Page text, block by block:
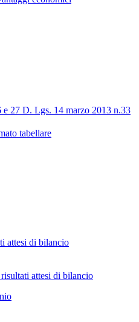
27 D. Lgs. 14 marzo 2013 n.33
tabellare
attesi di bilancio
attesi di bilancio